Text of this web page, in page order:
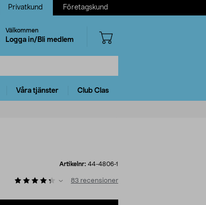
Privatkund Företagskund
Välkommen
Logga in/Bli medlem
Våra tjänster Club Clas
Artikelnr: 44-4806-1
83 recensioner